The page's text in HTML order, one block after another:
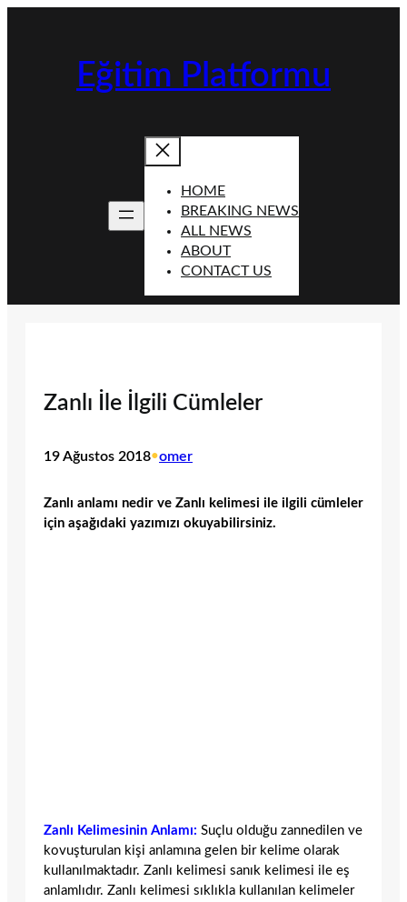
Eğitim Platformu
HOME
BREAKING NEWS
ALL NEWS
ABOUT
CONTACT US
Zanlı İle İlgili Cümleler
19 Ağustos 2018•omer
Zanlı anlamı nedir ve Zanlı kelimesi ile ilgili cümleler
için aşağıdaki yazımızı okuyabilirsiniz.
Zanlı Kelimesinin Anlamı: Suçlu olduğu zannedilen ve
kovuşturulan kişi anlamına gelen bir kelime olarak
kullanılmaktadır. Zanlı kelimesi sanık kelimesi ile eş
anlamlıdır. Zanlı kelimesi sıklıkla kullanılan kelimeler